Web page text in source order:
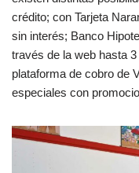
crédito; con Tarjeta
sin interés; Banco
través de la web hasta
plataforma de cobro de
especiales con